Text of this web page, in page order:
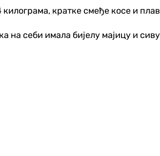
кратке смеђе косе и
на себи имала бијелу мајицу и